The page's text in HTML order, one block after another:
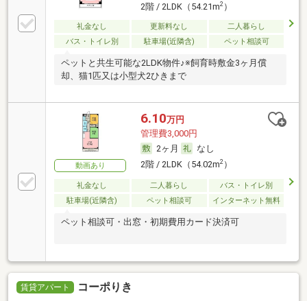
2階 / 2LDK（54.21m2）
礼金なし 更新料なし
二人暮らし
バス・トイレ別
駐車場(近隣含) ペット相談可
ペットと共生可能な2LDK物件♪※飼育時敷金3ヶ月償
却、猫1匹又は小型犬2ひきまで
動画あり
6.10万円
管理費3,000円
2ヶ月
なし
2階 / 2LDK（54.02m2）
礼金なし 二人暮らし
バス・トイレ別
駐車場(近隣含)
ペット相談可 インターネット無料
ペット相談可・出窓・初期費用カード決済可
賃貸アパート コーポりき